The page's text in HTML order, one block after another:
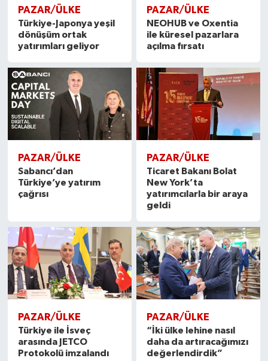
PAZAR/ÜLKE
Türkiye-Japonya yeşil
dönüşüm ortak
yatırımları geliyor
PAZAR/ÜLKE
NEOHUB ve Oxentia
ile küresel pazarlara
açılma fırsatı
PAZAR/ÜLKE
Sabancı’dan
Türkiye’ye yatırım
çağrısı
PAZAR/ÜLKE
Ticaret Bakanı Bolat
New York’ta
yatırımcılarla bir araya
geldi
PAZAR/ÜLKE
Türkiye ile İsveç
arasında JETCO
Protokolü imzalandı
PAZAR/ÜLKE
“İki ülke lehine nasıl
daha da artıracağımızı
değerlendirdik”